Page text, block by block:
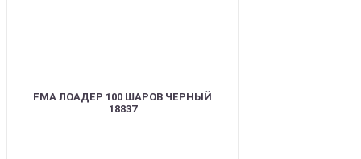
FMA ЛОАДЕР 100 ШАРОВ ЧЕРНЫЙ
18837